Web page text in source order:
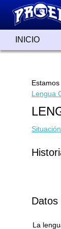
INICIO
Estamos
Lengua
Datos
La